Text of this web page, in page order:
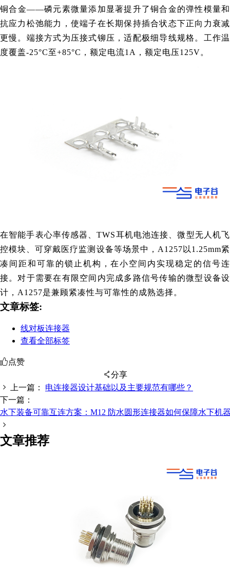
铜合金——磷元素微量添加显著提升了铜合金的弹性模量和
抗应力松弛能力，使端子在长期保持插合状态下正向力衰减
更慢。端接方式为压接式铆压，适配极细导线规格。工作温
度覆盖-25°C至+85°C，额定电流1A，额定电压125V。
在智能手表心率传感器、TWS耳机电池连接、微型无人机飞
控模块、可穿戴医疗监测设备等场景中，A1257以1.25mm紧
凑间距和可靠的锁止机构，在小空间内实现稳定的信号连
接。对于需要在有限空间内完成多路信号传输的微型设备设
计，A1257是兼顾紧凑性与可靠性的成熟选择。
文章标签:
线对板连接器
查看全部标签
点赞
分享
上一篇： 电连接器设计基础以及主要规范有哪些？
下一篇：
水下装备可靠互连方案：M12 防水圆形连接器如何保障水下机
文章推荐